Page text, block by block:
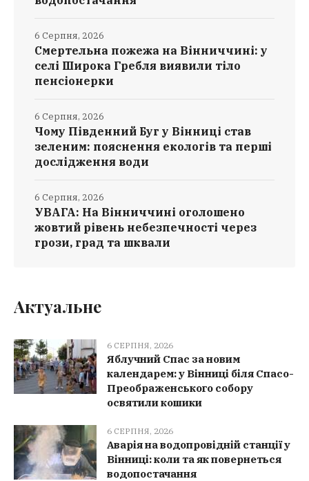
Смертельна пожежа на Вінниччині: у
селі Широка Гребля виявили тіло
пенсіонерки
6 Серпня, 2026
Чому Південний Буг у Вінниці став
зеленим: пояснення екологів та перші
дослідження води
6 Серпня, 2026
УВАГА: На Вінниччині оголошено
жовтий рівень небезпечності через
грози, град та шквали
6 Серпня, 2026
Актуальне
6 СЕРПНЯ, 2026
Яблучний Спас за новим
календарем: у Вінниці біля Спасо-
Преображенського собору
освятили кошики
6 СЕРПНЯ, 2026
Аварія на водопровідній станції у
Вінниці: коли та як повернеться
водопостачання